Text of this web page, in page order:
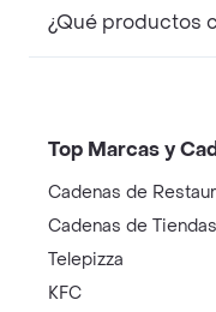
¿Qué productos
Top Marcas y
Cadenas de
Cadenas de Tiendas
Telepizza
KFC